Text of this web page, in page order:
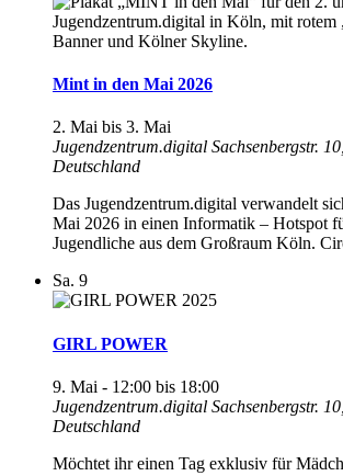
Mint in den Mai 2026
2. Mai bis 3. Mai
Jugendzentrum.digital Sachsenbergstr.
Deutschland
Das Jugendzentrum.digital verwandelt
Mai 2026 in einen Informatik – Hotspot
Jugendliche aus dem Großraum Köln.
Sa. 9
GIRL POWER
9. Mai - 12:00 bis 18:00
Jugendzentrum.digital Sachsenbergstr.
Deutschland
Möchtet ihr einen Tag exklusiv für